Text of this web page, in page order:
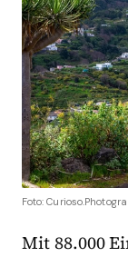
Foto:
Mit 88.000